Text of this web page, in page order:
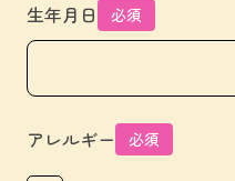
生年月日 必須
アレルギー 必須